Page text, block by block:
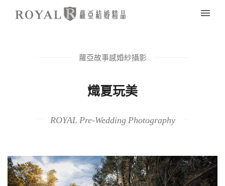
蘿亞故事感婚紗攝影
熾夏玩美
ROYAL Pre-Wedding Photography